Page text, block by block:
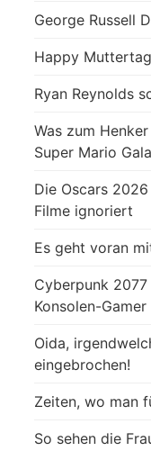
George Russell
Happy
Ryan Reynolds
Was zum
Super Mario
Die Oscars
Filme ignoriert
Es geht voran
Cyberpunk
Konsolen-
Oida,
eingebrochen!
Zeiten, wo man
So sehen die